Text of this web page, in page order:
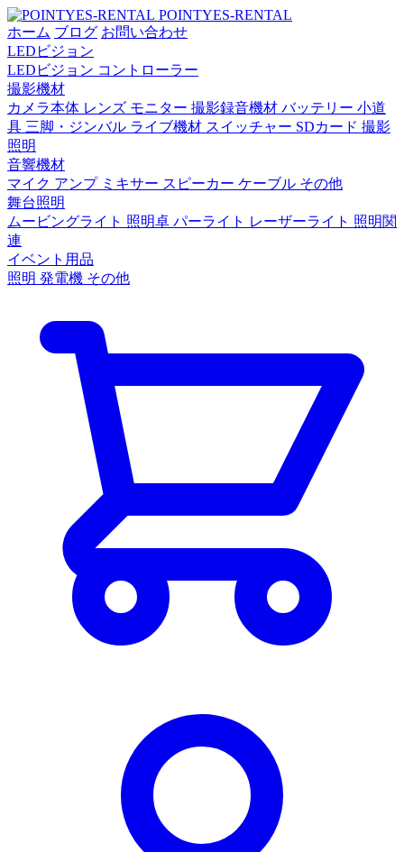
POINTYES-RENTAL
ホーム ブログ お問い合わせ
LEDビジョン
LEDビジョン コントローラー
撮影機材
カメラ本体 レンズ モニター 撮影録音機材 バッテリー 小道
具 三脚・ジンバル ライブ機材 スイッチャー SDカード 撮影
照明
音響機材
マイク アンプ ミキサー スピーカー ケーブル その他
舞台照明
ムービングライト 照明卓 パーライト レーザーライト 照明関
連
イベント用品
照明 発電機 その他